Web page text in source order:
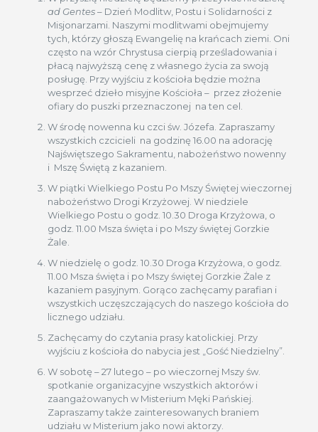
ad Gentes– Dzień Modlitw, Postu i Solidarności z
Misjonarzami. Naszymi modlitwami obejmujemy
tych, którzy głoszą Ewangelię na krańcach ziemi. Oni
często na wzór Chrystusa cierpią prześladowania i
płacą najwyższą cenę z własnego życia za swoją
posługę. Przy wyjściu z kościoła będzie można
wesprzeć dzieło misyjne Kościoła – przez złożenie
ofiary do puszki przeznaczonej na ten cel.
W środę nowenna ku czci św. Józefa. Zapraszamy
wszystkich czcicieli na godzinę 16.00 na adorację
Najświętszego Sakramentu, nabożeństwo nowenny
i Mszę Świętą z kazaniem.
W piątki Wielkiego Postu Po Mszy Świętej wieczornej
nabożeństwo Drogi Krzyżowej. W niedziele
Wielkiego Postu o godz. 10.30 Droga Krzyżowa, o
godz. 11.00 Msza święta i po Mszy świętej Gorzkie
Żale.
W niedzielę o godz. 10.30 Droga Krzyżowa, o godz.
11.00 Msza święta i po Mszy świętej Gorzkie Żale z
kazaniem pasyjnym. Gorąco zachęcamy parafian i
wszystkich uczęszczających do naszego kościoła do
licznego udziału.
Zachęcamy do czytania prasy katolickiej. Przy
wyjściu z kościoła do nabycia jest „Gość Niedzielny”.
W sobotę – 27 lutego – po wieczornej Mszy św.
spotkanie organizacyjne wszystkich aktorów i
zaangażowanych w Misterium Męki Pańskiej.
Zapraszamy także zainteresowanych braniem
udziału w Misterium jako nowi aktorzy.